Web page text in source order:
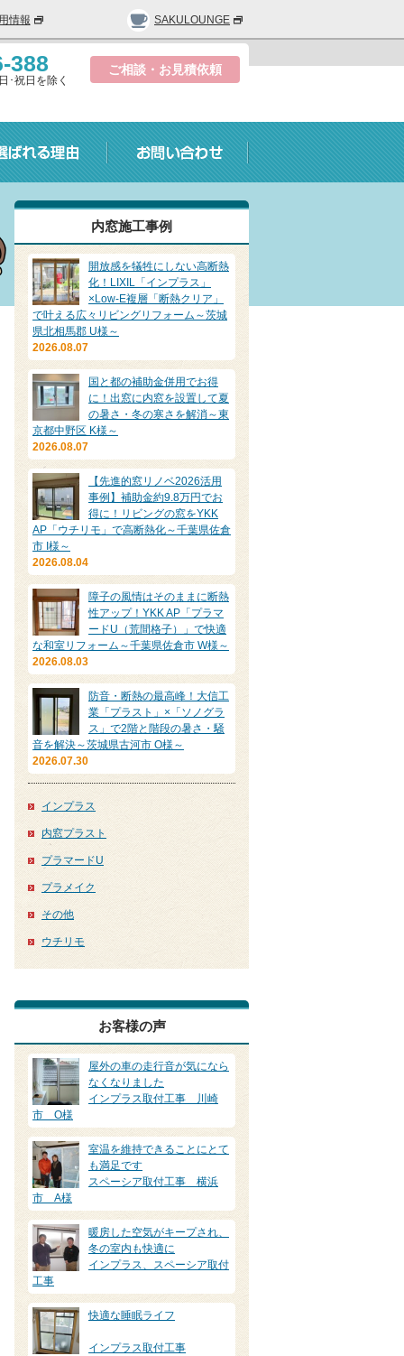
情報 SAKULOUNGE
388
･祝日を除く
ご相談・お見積依頼
内窓施工事例
開放感を犠牲にしない高断熱
化！LIXIL「インプラス」
×Low-E複層「断熱クリア」
で叶える広々リビングリフォーム～茨城
県北相馬郡 U様～
2026.08.07
国と都の補助金併用でお得
に！出窓に内窓を設置して夏
の暑さ・冬の寒さを解消～東
京都中野区 K様～
2026.08.07
【先進的窓リノベ2026活用
事例】補助金約9.8万円でお
得に！リビングの窓をYKK
AP「ウチリモ」で高断熱化～千葉県佐倉
市 I様～
2026.08.04
障子の風情はそのままに断熱
性アップ！YKK AP「プラマ
ードU（荒間格子）」で快適
な和室リフォーム～千葉県佐倉市 W様～
2026.08.03
防音・断熱の最高峰！大信工
業「プラスト」×「ソノグラ
ス」で2階と階段の暑さ・騒
音を解決～茨城県古河市 O様～
2026.07.30
インプラス
内窓プラスト
プラマードU
プラメイク
その他
ウチリモ
お客様の声
屋外の車の走行音が気になら
なくなりました
インプラス取付工事 川崎
市 O様
室温を維持できることにとて
も満足です
スペーシア取付工事 横浜
市 A様
暖房した空気がキープされ、
冬の室内も快適に
インプラス、スペーシア取付
工事
快適な睡眠ライフ
インプラス取付工事